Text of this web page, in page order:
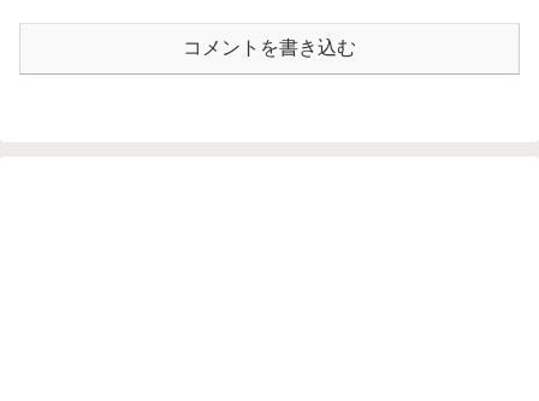
コメントを書き込む